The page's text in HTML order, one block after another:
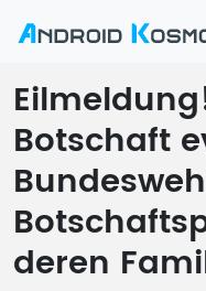
Botschaft
deren